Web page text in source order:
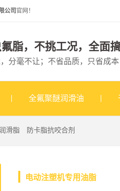
公司 官网！
脂，不挑工况，全面
分毫不让；不省品质，只省成本
全氟聚醚润滑油
滑脂 防卡脂抗咬合剂
电动注塑机专用油脂